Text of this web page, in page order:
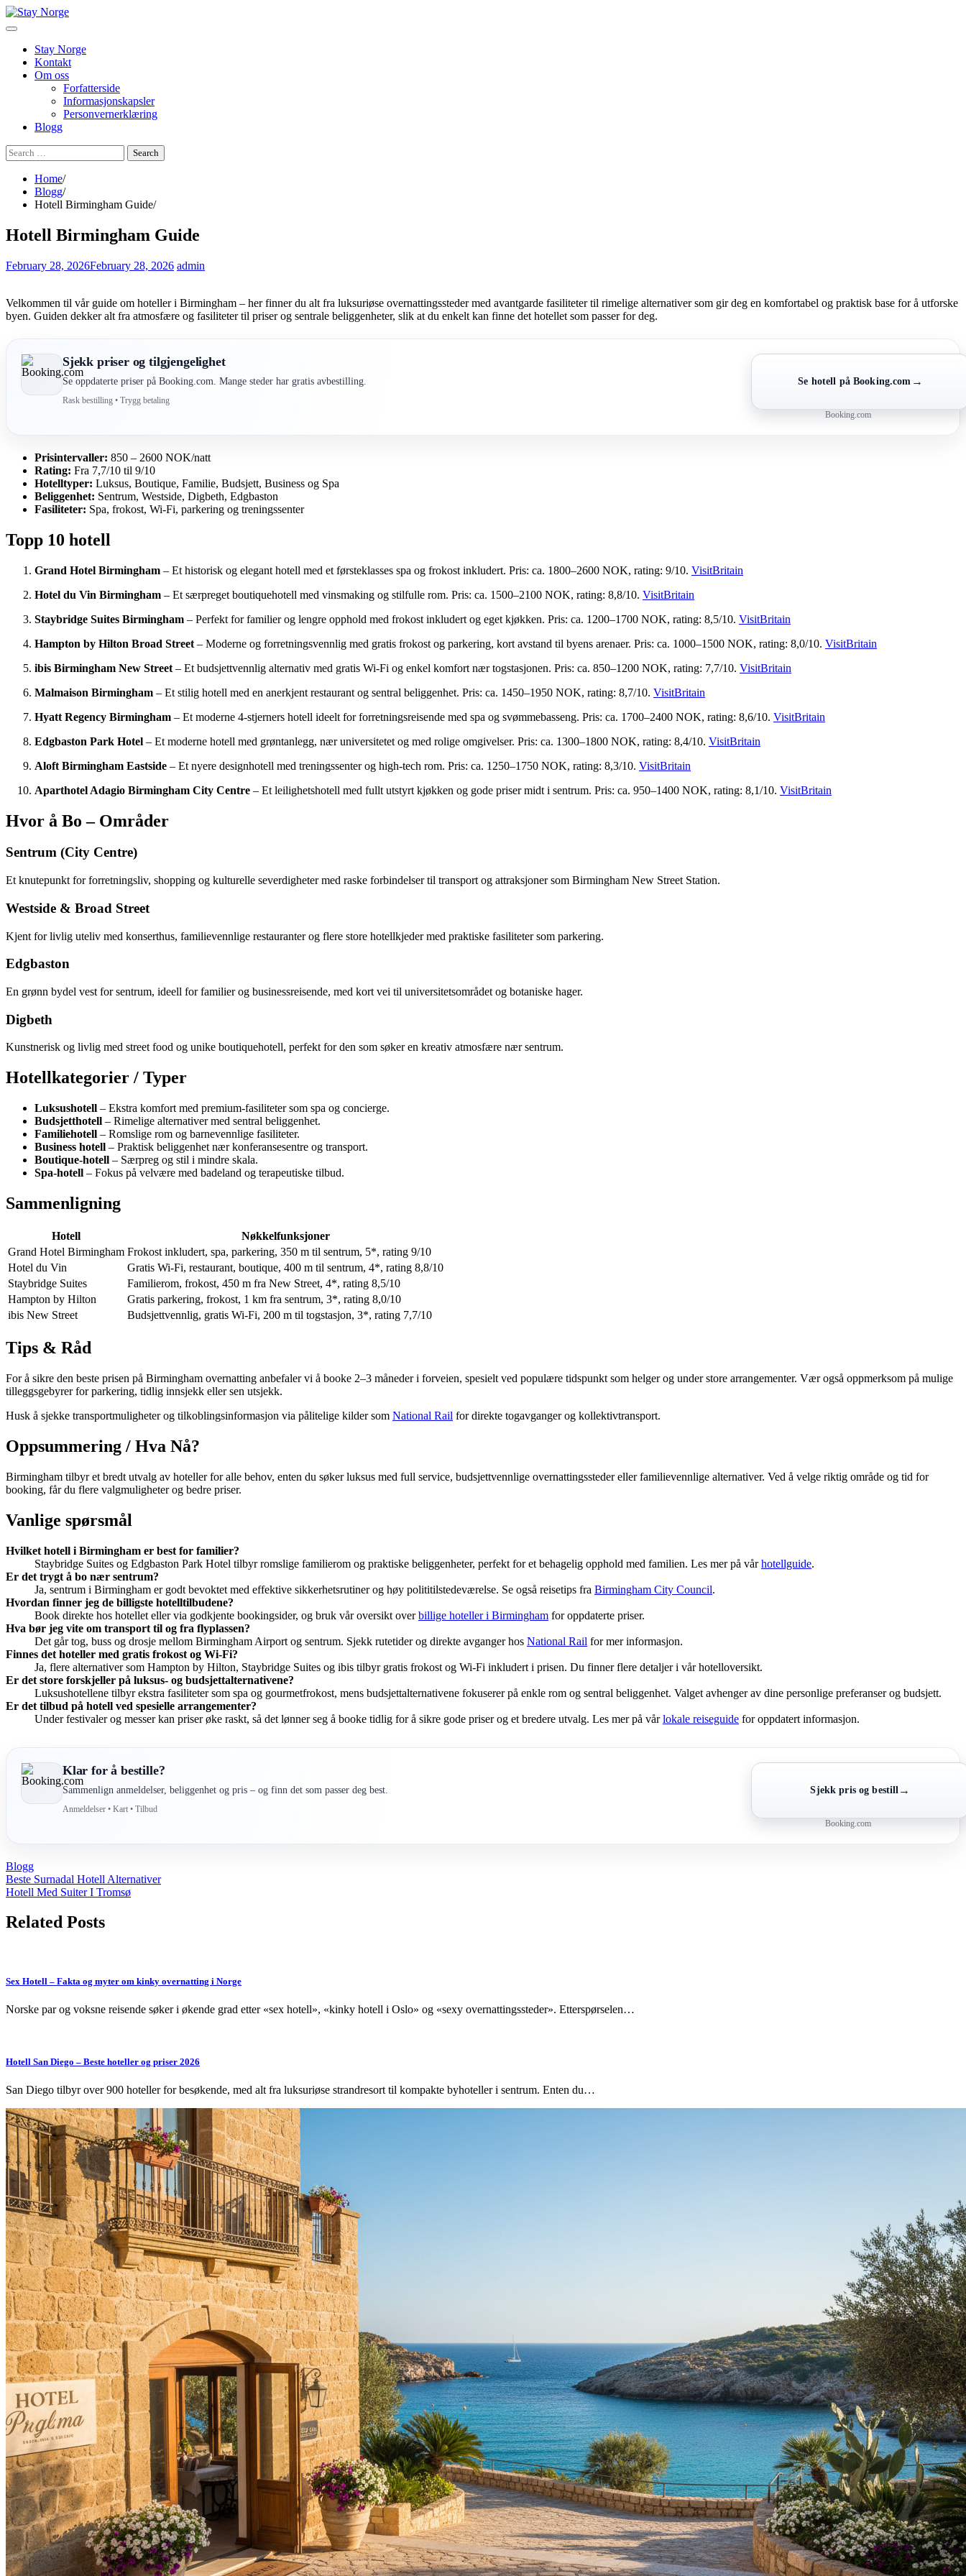
Skip
to
Stay Norge
Kontakt
Om oss
Forfatterside
Informasjonskapsler
Personvernerklæring
Blogg
Search
for:
Home
Blogg
Hotell Birmingham Guide
Hotell Birmingham Guide
February 28, 2026February 28, 2026 admin
Velkommen til vår guide om hoteller i Birmingham – her finner du alt fra luksuriøse overnattingssteder med avantgarde fasiliteter til rimelige alternativer som gir deg en komfortabel og praktisk base for å utforske
byen. Guiden dekker alt fra atmosfære og fasiliteter til priser og sentrale beliggenheter, slik at du enkelt kan finne det hotellet som passer for deg.
Sjekk priser og tilgjengelighet
Se oppdaterte priser på Booking.com. Mange steder har gratis avbestilling.
Rask bestilling • Trygg betaling
Se hotell på Booking.com →
Booking.com
Prisintervaller: 850 – 2600 NOK/natt
Rating: Fra 7,7/10 til 9/10
Hotelltyper: Luksus, Boutique, Familie, Budsjett, Business og Spa
Beliggenhet: Sentrum, Westside, Digbeth, Edgbaston
Fasiliteter: Spa, frokost, Wi-Fi, parkering og treningssenter
Topp 10 hotell
Grand Hotel Birmingham – Et historisk og elegant hotell med et førsteklasses spa og frokost inkludert. Pris: ca. 1800–2600 NOK, rating: 9/10. VisitBritain
Hotel du Vin Birmingham – Et særpreget boutiquehotell med vinsmaking og stilfulle rom. Pris: ca. 1500–2100 NOK, rating: 8,8/10. VisitBritain
Staybridge Suites Birmingham – Perfekt for familier og lengre opphold med frokost inkludert og eget kjøkken. Pris: ca. 1200–1700 NOK, rating: 8,5/10. VisitBritain
Hampton by Hilton Broad Street – Moderne og forretningsvennlig med gratis frokost og parkering, kort avstand til byens arenaer. Pris: ca. 1000–1500 NOK, rating: 8,0/10. VisitBritain
ibis Birmingham New Street – Et budsjettvennlig alternativ med gratis Wi-Fi og enkel komfort nær togstasjonen. Pris: ca. 850–1200 NOK, rating: 7,7/10. VisitBritain
Malmaison Birmingham – Et stilig hotell med en anerkjent restaurant og sentral beliggenhet. Pris: ca. 1450–1950 NOK, rating: 8,7/10. VisitBritain
Hyatt Regency Birmingham – Et moderne 4-stjerners hotell ideelt for forretningsreisende med spa og svømmebasseng. Pris: ca. 1700–2400 NOK, rating: 8,6/10. VisitBritain
Edgbaston Park Hotel – Et moderne hotell med grøntanlegg, nær universitetet og med rolige omgivelser. Pris: ca. 1300–1800 NOK, rating: 8,4/10. VisitBritain
Aloft Birmingham Eastside – Et nyere designhotell med treningssenter og high-tech rom. Pris: ca. 1250–1750 NOK, rating: 8,3/10. VisitBritain
Aparthotel Adagio Birmingham City Centre – Et leilighetshotell med fullt utstyrt kjøkken og gode priser midt i sentrum. Pris: ca. 950–1400 NOK, rating: 8,1/10. VisitBritain
Hvor å Bo – Områder
Sentrum (City Centre)
Et knutepunkt for forretningsliv, shopping og kulturelle severdigheter med raske forbindelser til transport og attraksjoner som Birmingham New Street Station.
Westside & Broad Street
Kjent for livlig uteliv med konserthus, familievennlige restauranter og flere store hotellkjeder med praktiske fasiliteter som parkering.
Edgbaston
En grønn bydel vest for sentrum, ideell for familier og businessreisende, med kort vei til universitetsområdet og botaniske hager.
Digbeth
Kunstnerisk og livlig med street food og unike boutiquehotell, perfekt for den som søker en kreativ atmosfære nær sentrum.
Hotellkategorier / Typer
Luksushotell – Ekstra komfort med premium-fasiliteter som spa og concierge.
Budsjetthotell – Rimelige alternativer med sentral beliggenhet.
Familiehotell – Romslige rom og barnevennlige fasiliteter.
Business hotell – Praktisk beliggenhet nær konferansesentre og transport.
Boutique-hotell – Særpreg og stil i mindre skala.
Spa-hotell – Fokus på velvære med badeland og terapeutiske tilbud.
Sammenligning
Hotell
Nøkkelfunksjoner
Grand Hotel Birmingham Frokost inkludert, spa, parkering, 350 m til sentrum, 5*, rating 9/10
Hotel du Vin
Gratis Wi-Fi, restaurant, boutique, 400 m til sentrum, 4*, rating 8,8/10
Staybridge Suites
Familierom, frokost, 450 m fra New Street, 4*, rating 8,5/10
Hampton by Hilton
Gratis parkering, frokost, 1 km fra sentrum, 3*, rating 8,0/10
ibis New Street
Budsjettvennlig, gratis Wi-Fi, 200 m til togstasjon, 3*, rating 7,7/10
Tips & Råd
For å sikre den beste prisen på Birmingham overnatting anbefaler vi å booke 2–3 måneder i forveien, spesielt ved populære tidspunkt som helger og under store arrangementer. Vær også oppmerksom på mulige
tilleggsgebyrer for parkering, tidlig innsjekk eller sen utsjekk.
Husk å sjekke transportmuligheter og tilkoblingsinformasjon via pålitelige kilder som National Rail for direkte togavganger og kollektivtransport.
Oppsummering / Hva Nå?
Birmingham tilbyr et bredt utvalg av hoteller for alle behov, enten du søker luksus med full service, budsjettvennlige overnattingssteder eller familievennlige alternativer. Ved å velge riktig område og tid for
booking, får du flere valgmuligheter og bedre priser.
Vanlige spørsmål
Hvilket hotell i Birmingham er best for familier?
Staybridge Suites og Edgbaston Park Hotel tilbyr romslige familierom og praktiske beliggenheter, perfekt for et behagelig opphold med familien. Les mer på vårhotellguide.
Er det trygt å bo nær sentrum?
Ja, sentrum i Birmingham er godt bevoktet med effektive sikkerhetsrutiner og høy polititilstedeværelse. Se også reisetips fra Birmingham City Council.
Hvordan finner jeg de billigste hotelltilbudene?
Book direkte hos hotellet eller via godkjente bookingsider, og bruk vår oversikt overbillige hoteller i Birmingham for oppdaterte priser.
Hva bør jeg vite om transport til og fra flyplassen?
Det går tog, buss og drosje mellom Birmingham Airport og sentrum. Sjekk rutetider og direkte avganger hos National Rail for mer informasjon.
Finnes det hoteller med gratis frokost og Wi-Fi?
Ja, flere alternativer som Hampton by Hilton, Staybridge Suites og ibis tilbyr gratis frokost og Wi-Fi inkludert i prisen. Du finner flere detaljer i vår hotelloversikt.
Er det store forskjeller på luksus- og budsjettalternativene?
Luksushotellene tilbyr ekstra fasiliteter som spa og gourmetfrokost, mens budsjettalternativene fokuserer på enkle rom og sentral beliggenhet. Valget avhenger av dine personlige preferanser og budsjett.
Er det tilbud på hotell ved spesielle arrangementer?
Under festivaler og messer kan priser øke raskt, så det lønner seg å booke tidlig for å sikre gode priser og et bredere utvalg. Les mer på vårlokale reiseguide for oppdatert informasjon.
Klar for å bestille?
Sammenlign anmeldelser, beliggenhet og pris – og finn det som passer deg best.
Anmeldelser • Kart • Tilbud
Sjekk pris og bestill →
Booking.com
Blogg
Post
navigation
Beste Surnadal Hotell Alternativer
Hotell Med Suiter I Tromsø
Related Posts
Sex Hotell – Fakta og myter om kinky overnatting i Norge
Norske par og voksne reisende søker i økende grad etter «sex hotell», «kinky hotell i Oslo» og «sexy overnattingssteder». Etterspørselen…
Hotell San Diego – Beste hoteller og priser 2026
San Diego tilbyr over 900 hoteller for besøkende, med alt fra luksuriøse strandresort til kompakte byhoteller i sentrum. Enten du…